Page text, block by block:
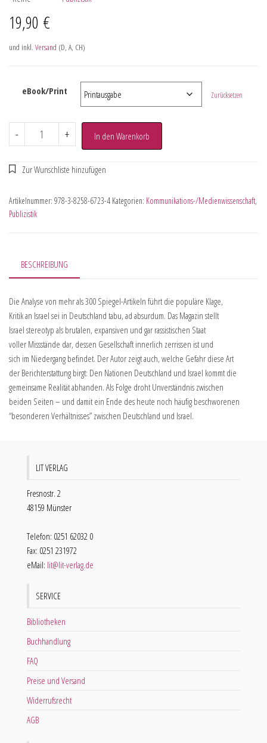
19,90 €
und inkl. Versand (D, A, CH)
eBook/Print Zurücksetzen
- + In den Warenkorb
Artikelnummer: 978-3-8258-6723-4 Kategorien: Kommunikations-/Medienwissenschaft,
Publizistik
BESCHREIBUNG
Die Analyse von mehr als 300 Spiegel-Artikeln führt die populäre Klage,
Kritik an Israel sei in Deutschland tabu, ad absurdum. Das Magazin stellt
Israel stereotyp als brutalen, expansiven und gar rassistischen Staat
voller Missstände dar, dessen Gesellschaft innerlich zerrissen ist und
sich im Niedergang befindet. Der Autor zeigt auch, welche Gefahr diese Art
der Berichterstattung birgt: Den Nationen Deutschland und Israel kommt die
gemeinsame Realität abhanden. Als Folge droht Unverständnis zwischen
beiden Seiten – und damit ein Ende des heute noch häufig beschworenen
“besonderen Verhältnisses” zwischen Deutschland und Israel.
LIT VERLAG
Fresnostr. 2
48159 Münster
Telefon: 0251 62032 0
Fax: 0251 231972
eMail: lit@lit-verlag.de
SERVICE
Bibliotheken
Buchhandlung
FAQ
Preise und Versand
Widerrufsrecht
AGB